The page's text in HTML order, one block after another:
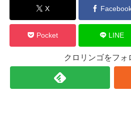
X
Pocket LINE
クロリンゴをフォ